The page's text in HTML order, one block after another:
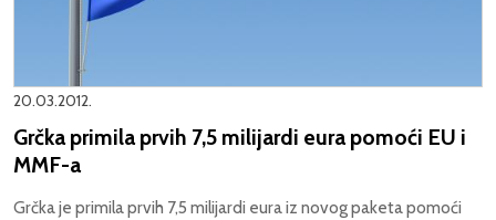
20.03.2012.
Grčka primila prvih 7,5 milijardi eura pomoći EU i
MMF-a
Grčka je primila prvih 7,5 milijardi eura iz novog paketa pomoći